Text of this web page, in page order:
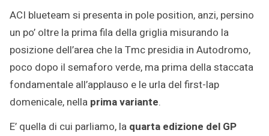
2025
ACI blueteam si presenta in pole position, anzi, persino
un po’ oltre la prima fila della griglia misurando la
posizione dell’area che la Tmc presidia in Autodromo,
poco dopo il semaforo verde, ma prima della staccata
fondamentale all’applauso e le urla del first-lap
domenicale, nella prima variante.
E’ quella di cui parliamo, la quarta edizione del GP